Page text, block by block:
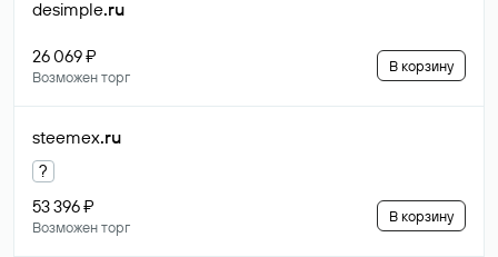
desimple.ru
26 069 ₽
Возможен торг
В корзину
steemex.ru
?
53 396 ₽
Возможен торг
В корзину